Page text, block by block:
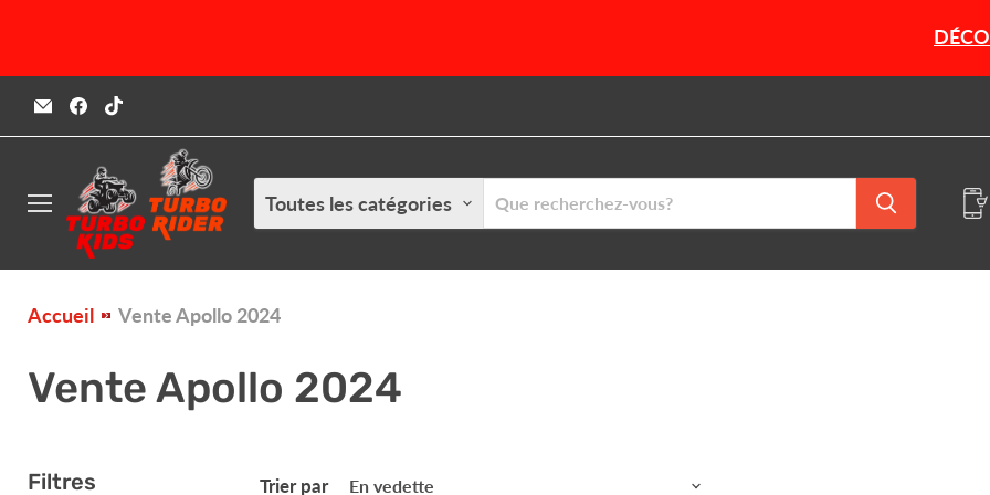
Email
Turbokids.ca
Trouvez-
nous
sur
Facebook
sur
TikTok
Menu
Toutes les catégories
Accueil
Vente Apollo 2024
Vente Apollo 2024
Filtres Trier par